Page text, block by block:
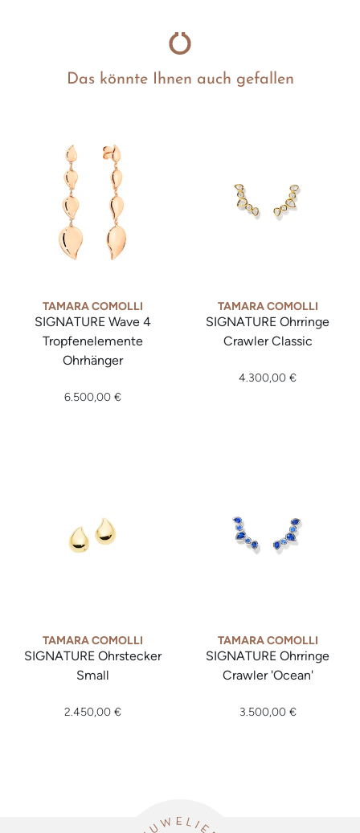
Das könnte Ihnen auch gefallen
TAMARA COMOLLI
SIGNATURE Wave 4
Tropfenelemente
Ohrhänger
Tamara Comolli SIGNATURE Wave 4 Tropfenelemente
6.500,00 €
TAMARA COMOLLI
SIGNATURE Ohrringe
Crawler Classic
4.300,00 €
TAMARA COMOLLI
SIGNATURE Ohrstecker
Small
2.450,00 €
TAMARA COMOLLI
SIGNATURE Ohrringe
Crawler 'Ocean'
3.500,00 €